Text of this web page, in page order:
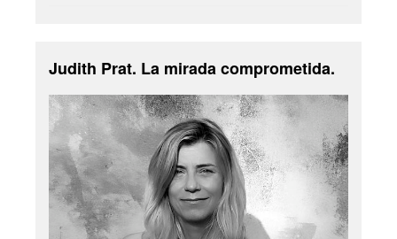
Judith Prat. La mirada comprometida.